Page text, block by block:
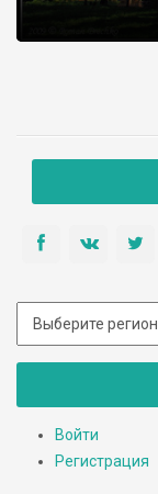
Войти
Регистрация